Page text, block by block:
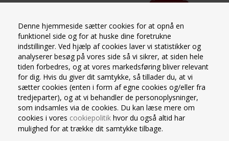
Denne hjemmeside sætter cookies for at opnå en
funktionel side og for at huske dine foretrukne
indstillinger. Ved hjælp af cookies laver vi statistikker og
analyserer besøg på vores side så vi sikrer, at siden hele
tiden forbedres, og at vores markedsføring bliver relevant
for dig. Hvis du giver dit samtykke, så tillader du, at vi
sætter cookies (enten i form af egne cookies og/eller fra
tredjeparter), og at vi behandler de personoplysninger,
som indsamles via de cookies. Du kan læse mere om
cookies i vores cookiepolitik hvor du også altid har
mulighed for at trække dit samtykke tilbage.
VIMPEL FLAGGUIRLANDE
MAROCCO 10 METER 20X30
CM.
Vimpelguirlande med snor
FOLIEBALLON RUND 45 CM.
MAROCCO
Rund folieballon